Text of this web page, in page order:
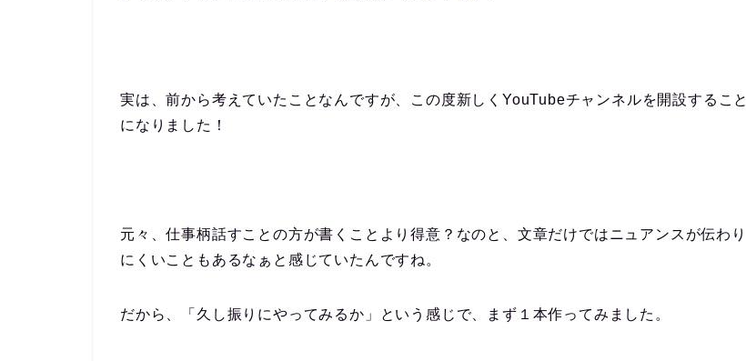
実は、前から考えていたことなんですが、この度新しくYouTubeチャンネルを開設すること
になりました！
元々、仕事柄話すことの方が書くことより得意？なのと、文章だけではニュアンスが伝わり
にくいこともあるなぁと感じていたんですね。
だから、「久し振りにやってみるか」という感じで、まず１本作ってみました。